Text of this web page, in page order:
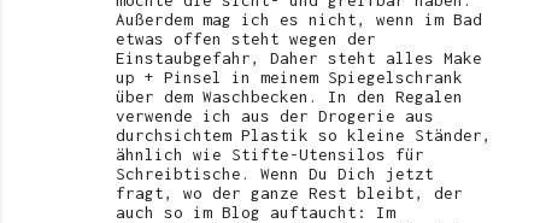
Außerdem mag ich es nicht, wenn im Bad
etwas offen steht wegen der
Einstaubgefahr, Daher steht alles Make
up + Pinsel in meinem Spiegelschrank
über dem Waschbecken. In den Regalen
verwende ich aus der Drogerie aus
durchsichtem Plastik so kleine Ständer,
ähnlich wie Stifte-Utensilos für
Schreibtische. Wenn Du Dich jetzt
fragt, wo der ganze Rest bleibt, der
auch so im Blog auftaucht: Im